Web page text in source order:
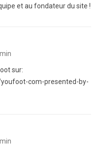
et au fondateur du site !
sur:
com-presented-by-